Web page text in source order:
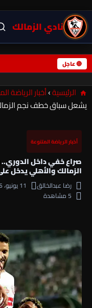
نادي الزمالك
🔴 عاجل
الرئيسية›أخبار الرياضة
يشعل سباق خطف نجم
أخبار الرياضة المتنوعة
صراع خفي داخل
الزمالك والأهلي يدخل
رضا عبدالخالق 11 يونيو، 2026
5 مشاهدة